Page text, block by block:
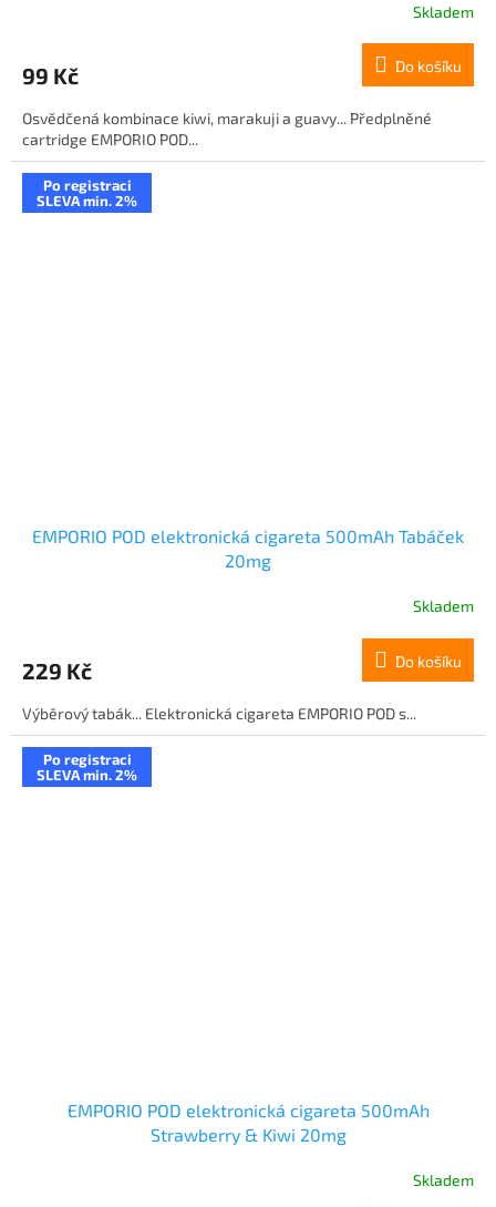
Skladem
99 Kč Do košíku
Osvědčená kombinace kiwi, marakuji a guavy... Předplněné
cartridge EMPORIO POD...
Po registraci
SLEVA min. 2%
EMPORIO POD elektronická cigareta 500mAh Tabáček
20mg
Skladem
229 Kč Do košíku
Výběrový tabák... Elektronická cigareta EMPORIO POD s...
Po registraci
SLEVA min. 2%
EMPORIO POD elektronická cigareta 500mAh
Strawberry & Kiwi 20mg
Skladem